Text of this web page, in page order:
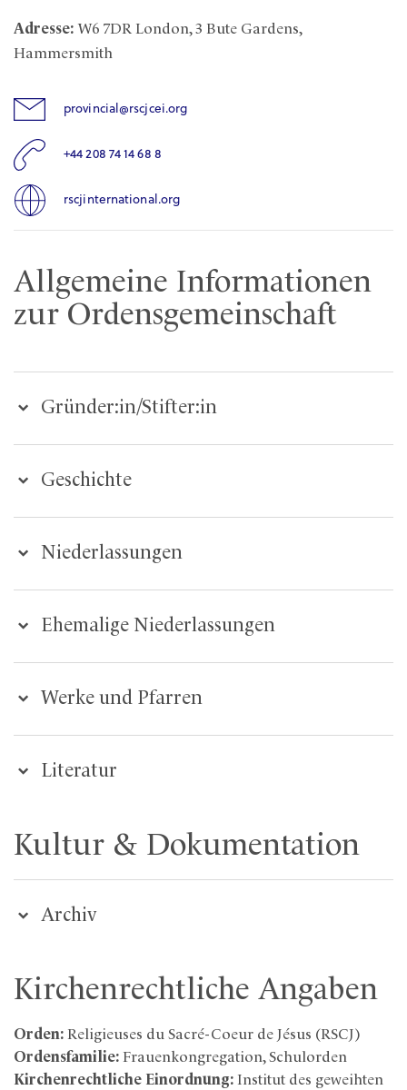
Adresse: W6 7DR London, 3 Bute Gardens,
Hammersmith
provincial@rscjcei.org
+44 208 74 14 68 8
rscjinternational.org
Allgemeine Informationen
zur Ordensgemeinschaft
Gründer:in/Stifter:in
Geschichte
Niederlassungen
Ehemalige Niederlassungen
Werke und Pfarren
Literatur
Kultur & Dokumentation
Archiv
Kirchenrechtliche Angaben
Orden: Religieuses du Sacré-Coeur de Jésus (RSCJ)
Ordensfamilie: Frauenkongregation, Schulorden
Kirchenrechtliche Einordnung: Institut des geweihten